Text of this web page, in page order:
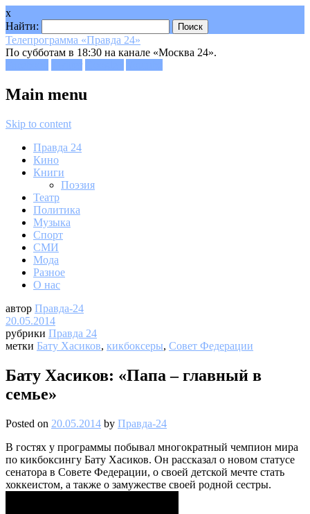
x
Найти:
Телепрограмма «Правда 24»
По субботам в 18:30 на канале «Москва 24».
Main menu
Skip to content
Правда 24
Кино
Книги
Поэзия
Театр
Политика
Музыка
Спорт
СМИ
Мода
Разное
О нас
автор Правда-24
20.05.2014
рубрики Правда 24
метки Бату Хасиков, кикбоксеры, Совет Федерации
Бату Хасиков: «Папа – главный в
семье»
Posted on 20.05.2014 by Правда-24
В гостях у программы побывал многократный чемпион мира
по кикбоксингу Бату Хасиков. Он рассказал о новом статусе
сенатора в Совете Федерации, о своей детской мечте стать
хоккеистом, а также о замужестве своей родной сестры.